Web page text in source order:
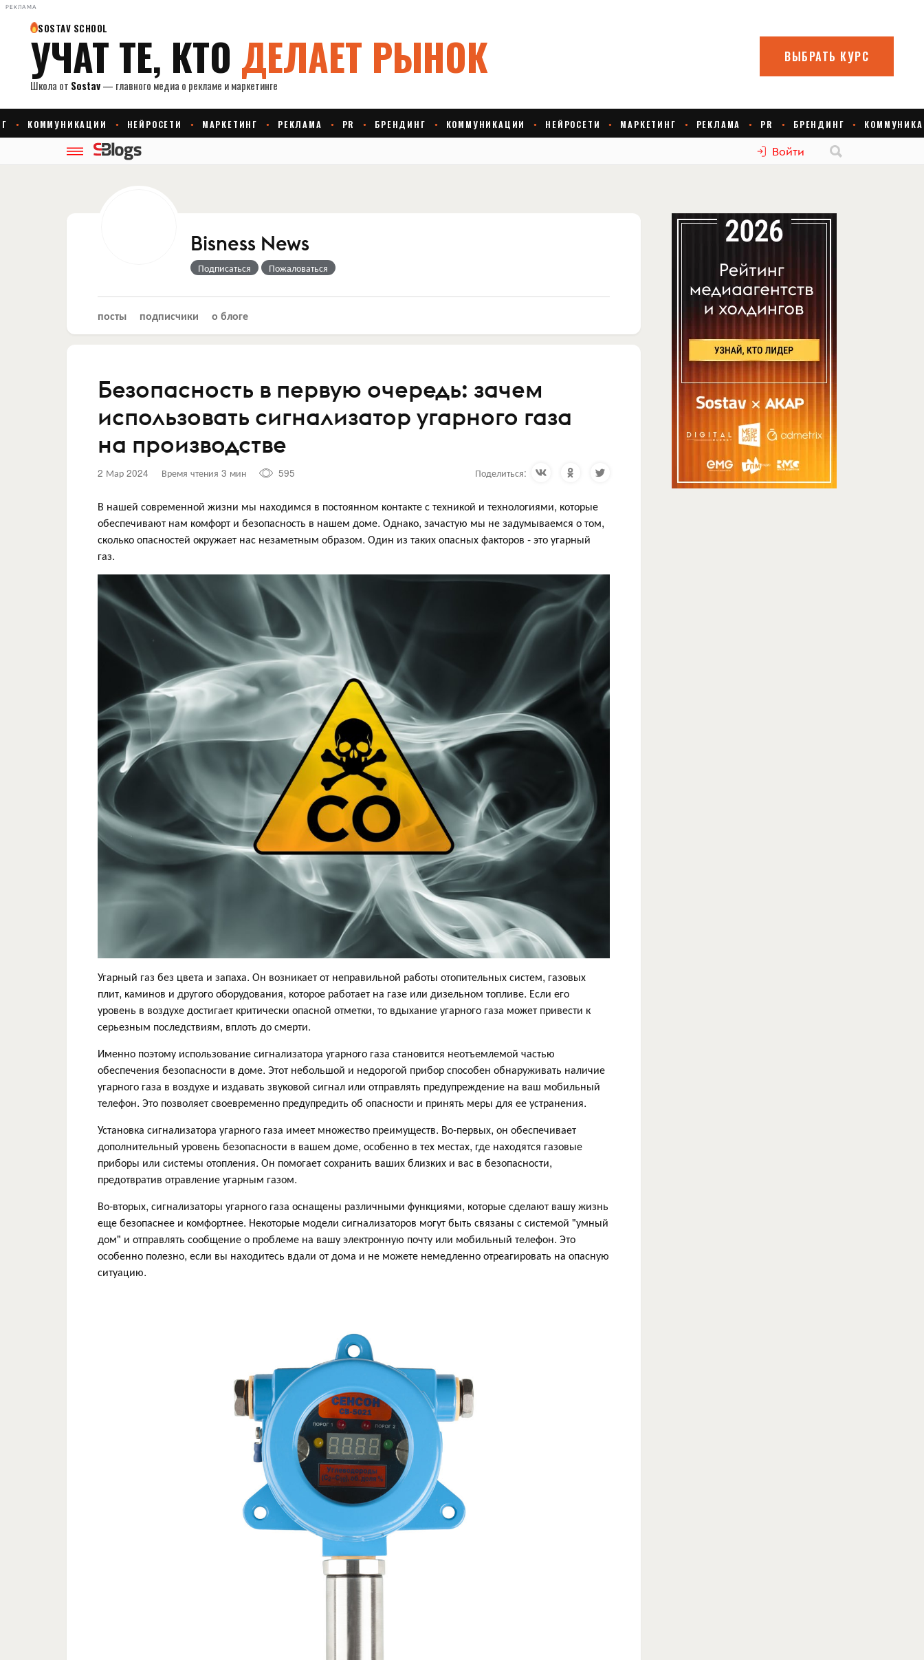
РЕКЛАМА
Войти
Bisness News
Подписаться Пожаловаться
посты подписчики о блоге
Безопасность в первую очередь: зачем
использовать сигнализатор угарного газа
на производстве
2 Мар 2024 Время чтения 3 мин 595 Поделиться:
В нашей современной жизни мы находимся в постоянном контакте с техникой и технологиями, которые
обеспечивают нам комфорт и безопасность в нашем доме. Однако, зачастую мы не задумываемся о том,
сколько опасностей окружает нас незаметным образом. Один из таких опасных факторов - это угарный
газ.
Угарный газ без цвета и запаха. Он возникает от неправильной работы отопительных систем, газовых
плит, каминов и другого оборудования, которое работает на газе или дизельном топливе. Если его
уровень в воздухе достигает критически опасной отметки, то вдыхание угарного газа может привести к
серьезным последствиям, вплоть до смерти.
Именно поэтому использование сигнализатора угарного газа становится неотъемлемой частью
обеспечения безопасности в доме. Этот небольшой и недорогой прибор способен обнаруживать наличие
угарного газа в воздухе и издавать звуковой сигнал или отправлять предупреждение на ваш мобильный
телефон. Это позволяет своевременно предупредить об опасности и принять меры для ее устранения.
Установка сигнализатора угарного газа имеет множество преимуществ. Во-первых, он обеспечивает
дополнительный уровень безопасности в вашем доме, особенно в тех местах, где находятся газовые
приборы или системы отопления. Он помогает сохранить ваших близких и вас в безопасности,
предотвратив отравление угарным газом.
Во-вторых, сигнализаторы угарного газа оснащены различными функциями, которые сделают вашу жизнь
еще безопаснее и комфортнее. Некоторые модели сигнализаторов могут быть связаны с системой "умный
дом" и отправлять сообщение о проблеме на вашу электронную почту или мобильный телефон. Это
особенно полезно, если вы находитесь вдали от дома и не можете немедленно отреагировать на опасную
ситуацию.